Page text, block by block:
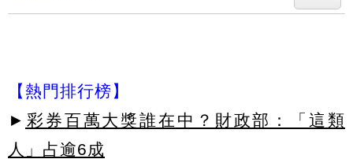
【熱門排行榜】
► 彩券百萬大獎誰在中？財政部：「這類
人」占逾6成